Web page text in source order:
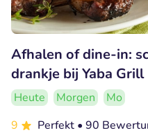
Afhalen of dine-in:
drankje bij Yaba Grill
Heute Morgen
Mo
9
Perfekt • 90